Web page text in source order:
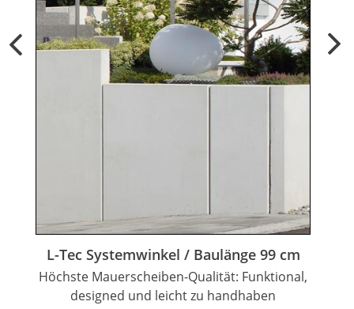
L-Tec Systemwinkel / Baulänge 99 cm
Höchste Mauerscheiben-Qualität: Funktional,
designed und leicht zu handhaben